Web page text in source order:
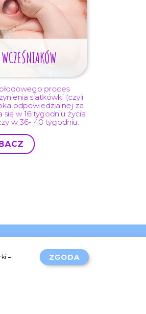
proces
siatkówki (czyli
odpowiedzialnej za
w 16 tygodniu życia
w 36- 40 tygodniu.
prywatności
cookies
–
ZGODA